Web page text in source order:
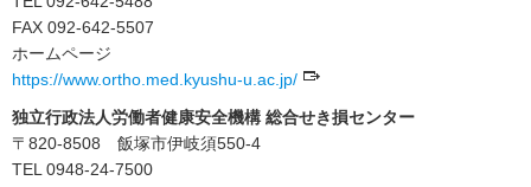
FAX 092-642-5507
ホームページ
https://www.ortho.med.kyushu-u.ac.jp/
独立行政法人労働者健康安全機構 総合せき損センター
〒820-8508 飯塚市伊岐須550-4
TEL 0948-24-7500